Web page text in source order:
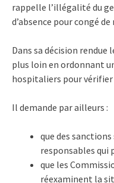
rappelle l’illégalité du
d’absence pour congé
Dans sa décision rendue
plus loin en ordonnant
hospitaliers pour
Il demande par ailleurs :
que des sanctions
responsables qui
que les
réexaminent la